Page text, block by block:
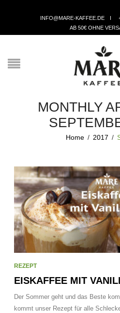
INFO@MARE-KAFFEE.DE
AB 50€ OHNE
MONTHLY
Home / 2017 /
REZEPT
EISKAFFEE MIT
Der Sommer geht und das Beste
kommt unser Rezept für alle